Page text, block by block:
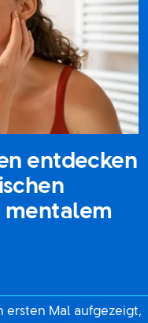
entdecken
mentalem
ersten Mal aufgezeigt,